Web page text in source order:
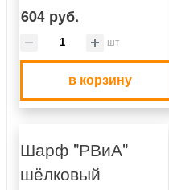
604 руб.
шт
в корзину
Шарф "РВиА"
шёлковый